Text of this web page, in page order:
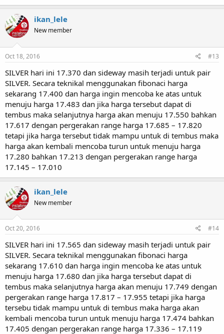
ikan_lele
New member
Oct 18, 2016 #13
SILVER hari ini 17.370 dan sideway masih terjadi untuk pair
SILVER. Secara teknikal menggunakan fibonaci harga
sekarang 17.400 dan harga ingin mencoba ke atas untuk
menuju harga 17.483 dan jika harga tersebut dapat di
tembus maka selanjutnya harga akan menuju 17.550 bahkan
17.617 dengan pergerakan range harga 17.685 – 17.820
tetapi jika harga tersebut tidak mampu untuk di tembus maka
harga akan kembali mencoba turun untuk menuju harga
17.280 bahkan 17.213 dengan pergerakan range harga
17.145 – 17.010
ikan_lele
New member
Oct 20, 2016 #14
SILVER hari ini 17.565 dan sideway masih terjadi untuk pair
SILVER. Secara teknikal menggunakan fibonaci harga
sekarang 17.610 dan harga ingin mencoba ke atas untuk
menuju harga 17.680 dan jika harga tersebut dapat di
tembus maka selanjutnya harga akan menuju 17.749 dengan
pergerakan range harga 17.817 – 17.955 tetapi jika harga
tersebu tidak mampu untuk di tembus maka harga akan
kembali mencoba turun untuk menuju harga 17.474 bahkan
17.405 dengan pergerakan range harga 17.336 – 17.119